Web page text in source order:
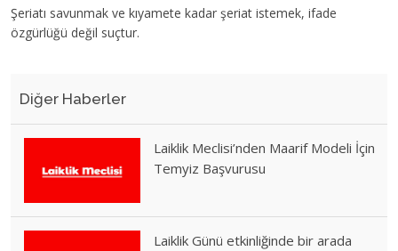
Şeriatı savunmak ve kıyamete kadar şeriat istemek, ifade
özgürlüğü değil suçtur.
Diğer Haberler
Laiklik Meclisi’nden Maarif Modeli İçin
Temyiz Başvurusu
Laiklik Günü etkinliğinde bir arada